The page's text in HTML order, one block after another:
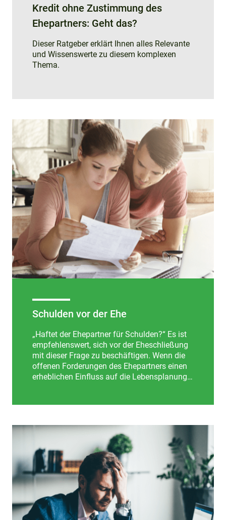
Kredit ohne Zustimmung des
Ehepartners: Geht das?
Dieser Ratgeber erklärt Ihnen alles Relevante
und Wissenswerte zu diesem komplexen
Thema.
Schulden vor der Ehe
„Haftet der Ehepartner für Schulden?“ Es ist
empfehlenswert, sich vor der Eheschließung
mit dieser Frage zu beschäftigen. Wenn die
offenen Forderungen des Ehepartners einen
erheblichen Einfluss auf die Lebensplanung